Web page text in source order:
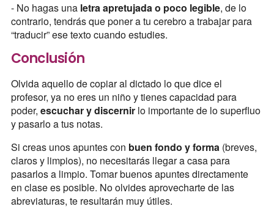
- No hagas una letra apretujada o poco legible, de lo
contrario, tendrás que poner a tu cerebro a trabajar para
“traducir” ese texto cuando estudies.
Conclusión
Olvida aquello de copiar al dictado lo que dice el
profesor, ya no eres un niño y tienes capacidad para
poder, escuchar y discernirlo importante de lo superfluo
y pasarlo a tus notas.
Si creas unos apuntes con buen fondo y forma(breves,
claros y limpios), no necesitarás llegar a casa para
pasarlos a limpio. Tomar buenos apuntes directamente
en clase es posible. No olvides aprovecharte de las
abreviaturas, te resultarán muy útiles.